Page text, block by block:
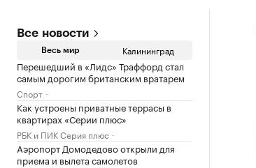
Все новости
Весь мир Калининград
Перешедший в «Лидс» Траффорд стал
самым дорогим британским вратарем
Спорт
Как устроены приватные террасы в
квартирах «Серии плюс»
РБК и ПИК Серия плюс
Аэропорт Домодедово открыли для
приема и вылета самолетов